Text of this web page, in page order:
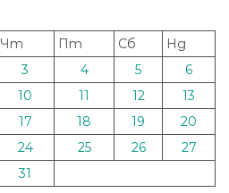
Чт Пт Сб
Нд
3 4 5
6
10 11 12
13
17 18 19
20
24 25 26
27
31